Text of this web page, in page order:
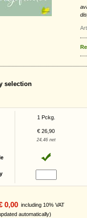
selection
1 Pckg.
€ 26,90
24,46 net
0,00 including 10% VAT
automatically)